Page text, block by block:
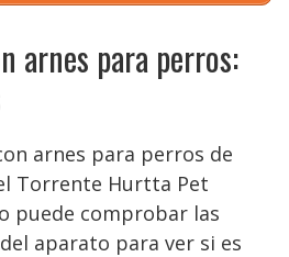
arnes para perros:
arnes para perros de
Torrente Hurtta Pet
puede comprobar las
aparato para ver si es